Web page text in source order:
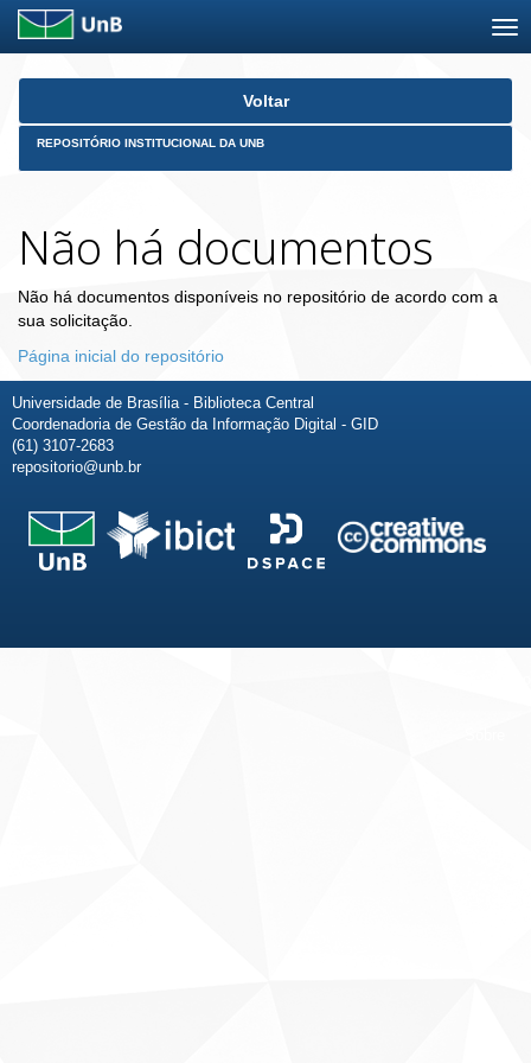
Skip
Voltar
REPOSITÓRIO INSTITUCIONAL DA UNB
Não há documentos
Não há documentos disponíveis no repositório de acordo com a
sua solicitação.
Página inicial do repositório
Universidade de Brasília - Biblioteca Central
Coordenadoria de Gestão da Informação Digital - GID
(61) 3107-2683
repositorio@unb.br